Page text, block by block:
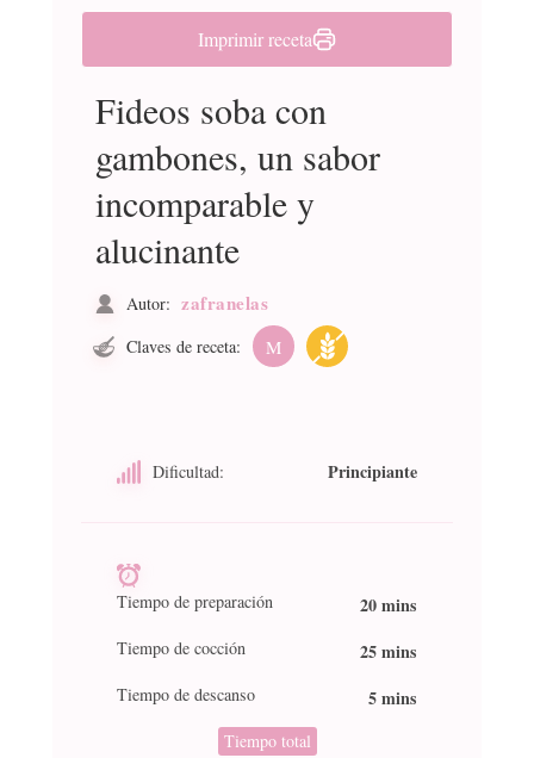
Imprimir receta
Fideos soba con
gambones, un sabor
incomparable y
alucinante
Autor: zafranelas
Claves de receta: M
Dificultad: Principiante
Tiempo de preparación 20 mins
Tiempo de cocción 25 mins
Tiempo de descanso 5 mins
Tiempo total